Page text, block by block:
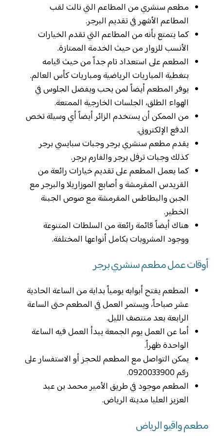
مطعم سنشري من المطاعم التي نالت لقب
المطاعم الأشهر في تقديم البرجر.
كما يتمتع بأنه من المطاعم التي تقدم الخيارات
الأنسب للزوار من حيث الخدمة الممتازة.
المطعم على استعداد تام جداً من حيث قيامه
بتغطية المباريات الرياضية ومباريات كأس العالم.
يوفر المطعم أيضاً لمن يحب ويفضل الجلوس في
الهواء الطلق، الجلسات الخارجية الممتعة.
من الممكن أن يستخدم الزائر أيضاً أي وسيلة تخص
الدفع الإلكتروني.
يقدم مطعم سنشري برجر وجبات سبايسي برجر
كذلك وجبات ترفل برجر والفارم برجر.
كما يعمل المطعم على تقديم خيارات رائعة من
القريدس المقرمشة و أصابع الموزاريلا والبرجر مع
الجبن والبطاطس المقرمشة مع صوص الجبنة
الخطير.
هناك أيضاً قائمة رائعة من السلطات المتنوعة
ووجود المشروبات بكامل أنواعها المختلفة.
أوقات عمل مطعم سنشري برجر
المطعم يفتح أبوابه يومياً بداية من الساعة الحادية
عشر صباحاً، ويستمر العمل في المطعم حتى الساعة
الرابعة بعد منتصف الليل.
أما عن العمل يوم الجمعة يبدأ العمل فيه الساعة
الواحدة ظهراً.
يمكن التواصل مع المطعم للحجز أو الاستفسار على
رقم 0920033900.
المطعم موجود في طريق الأمير محمد بن عبد
العزيز العليا مدينة الرياض.
مطعم واقيو الرياض